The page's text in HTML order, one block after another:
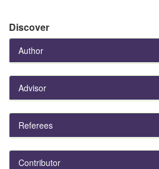
Discover
Author
Advisor
Referees
Contributor